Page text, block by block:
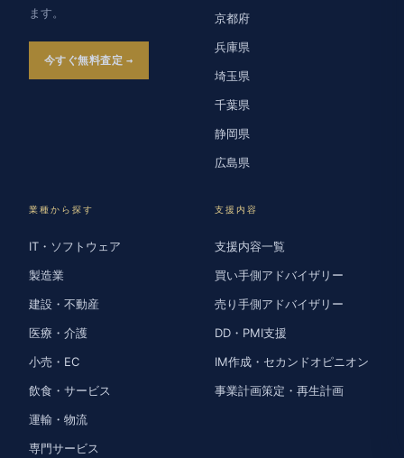
ます。
今すぐ無料査定
京都府
兵庫県
埼玉県
千葉県
静岡県
広島県
業種から探す
IT・ソフトウェア
製造業
建設・不動産
医療・介護
小売・EC
飲食・サービス
運輸・物流
専門サービス
支援内容
支援内容一覧
買い手側アドバイザリー
売り手側アドバイザリー
DD・PMI支援
IM作成・セカンドオピニオン
事業計画策定・再生計画